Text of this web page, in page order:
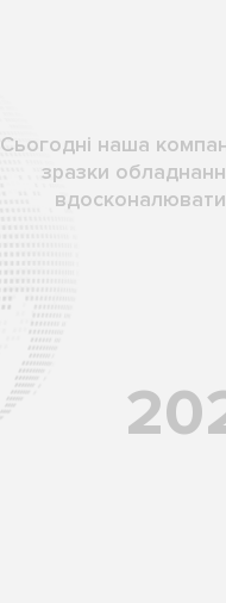
Сьогодні наша
зразки
вдосконалювати